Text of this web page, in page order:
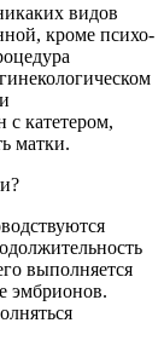
видов
кроме психо-
с катетером,
матки.
выполняется
эмбрионов.